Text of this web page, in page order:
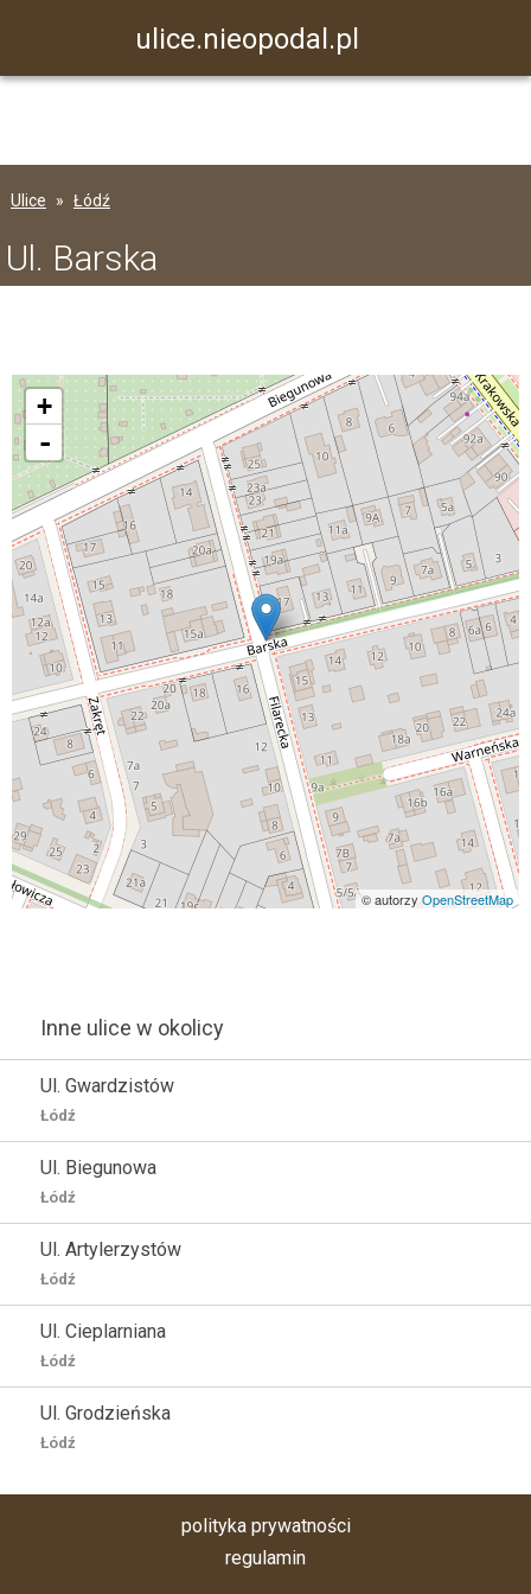
ulice.nieopodal.pl
Ulice Łódź
Ul. Barska
+
-
© autorzy OpenStreetMap
Inne ulice w okolicy
Ul. Gwardzistów
Łódź
Ul. Biegunowa
Łódź
Ul. Artylerzystów
Łódź
Ul. Cieplarniana
Łódź
Ul. Grodzieńska
Łódź
polityka prywatności
regulamin